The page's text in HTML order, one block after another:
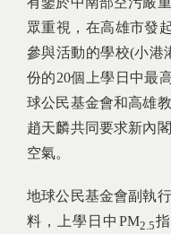
眾重視，在高雄市發
參與活動的學校(小港
份的20個上學日中最
球公民基金會和高雄
趙天麟共同要求新內
空氣。
地球公民基金會副執
料，上學日中PM2.5